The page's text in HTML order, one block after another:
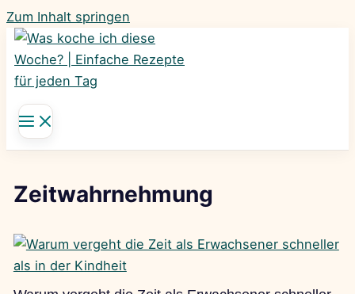
Zum Inhalt springen
Zeitwahrnehmung